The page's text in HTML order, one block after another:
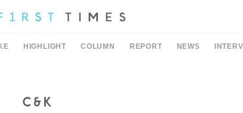
HIGHLIGHT COLUMN REPORT NEWS
C&K